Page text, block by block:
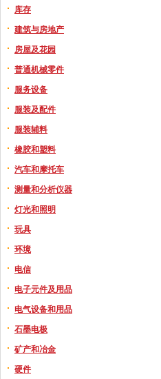
库存
建筑与房地产
房屋及花园
普通机械零件
服务设备
服装及配件
服装辅料
橡胶和塑料
汽车和摩托车
测量和分析仪器
灯光和照明
玩具
环境
电信
电子元件及用品
电气设备和用品
石墨电极
矿产和冶金
硬件